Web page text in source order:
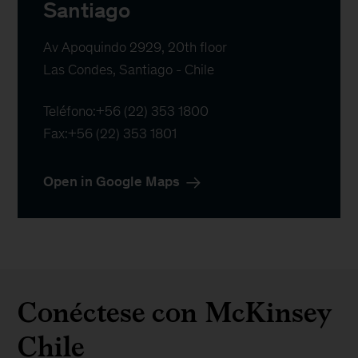
Santiago
Av Apoquindo 2929, 20th floor
Las Condes, Santiago - Chile
Teléfono:+56 (22) 353 1800
Fax:+56 (22) 353 1801
Open in Google Maps
Conéctese con McKinsey
Chile